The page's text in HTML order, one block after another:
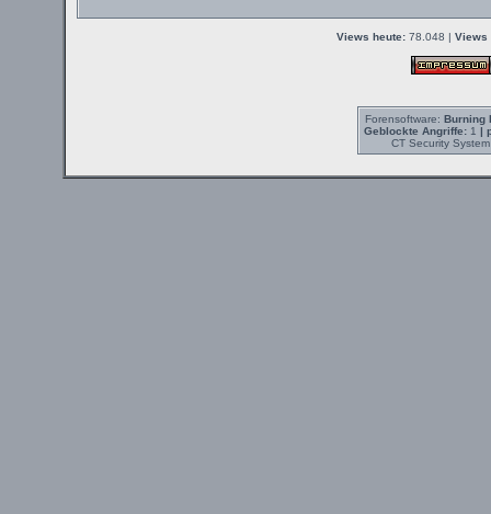
Views heute: 78.048 | Views
Forensoftware: Burning
Geblockte Angriffe:1 |
CT Security